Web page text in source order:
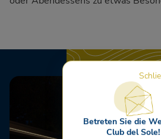
Betreten Sie die
Club del Sole!